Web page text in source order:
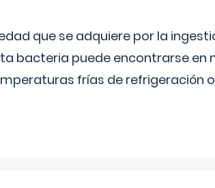
que se adquiere por la
bacteria puede encontrarse en
frías de refrigeración